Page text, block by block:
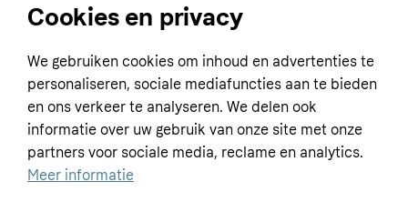
Home
Customer service
Terms & conditions
Privacy policy
Tracking technology notice
Business
Sell with Klarna
Contact us
Global
Cookies en privacy
We gebruiken cookies om inhoud en advertenties te
personaliseren, sociale mediafuncties aan te bieden
en ons verkeer te analyseren. We delen ook
informatie over uw gebruik van onze site met onze
partners voor sociale media, reclame en analytics.
Meer informatie